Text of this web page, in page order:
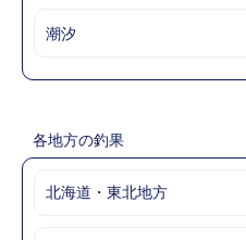
潮汐
各地方の釣果
北海道・東北地方